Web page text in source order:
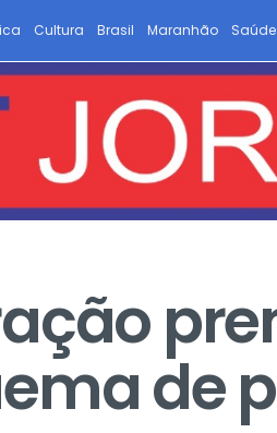
Cultura Brasil Maranhão Saúde
de